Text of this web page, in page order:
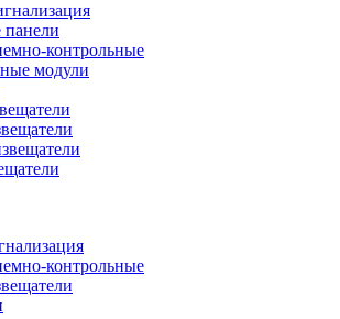
контрольные
модули
контрольные